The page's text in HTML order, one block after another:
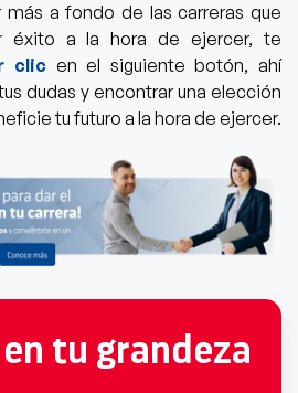
más a fondo de las carreras que
éxito a la hora de ejercer,te
clic en el siguiente botón, ahí
dudas y encontrar una elección
tu futuro a la hora de ejercer.
tu grandeza